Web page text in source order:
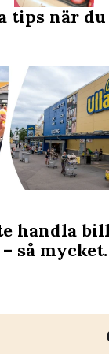
tips när
handla
så mycket